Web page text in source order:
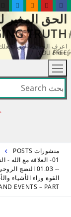
التجاوز
إلى
المحتوى
TRUTH
YOU FREE
البحث
عن:
منشورات POSTS
01- العلاقة مع الله - النمو الروحي - الكلمة - الكنيسة
-- 01.03 النضج الروحي
EVENTS – PART